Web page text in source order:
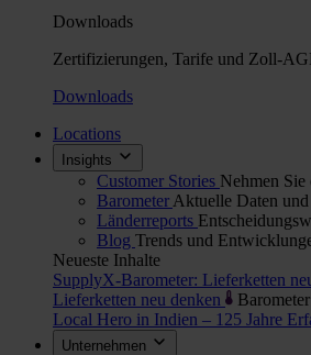
Downloads
Zertifizierungen, Tarife und Zoll-
Downloads
Locations
Insights
Customer Stories Nehmen
Barometer Aktuelle Daten
Länderreports
Blog Trends und
Neueste Inhalte
SupplyX-Barometer: Lieferketten
Lieferketten neu denken
Barometer
Local Hero in Indien – 125 Jahre
Unternehmen